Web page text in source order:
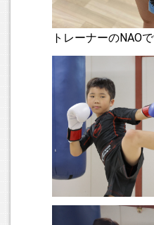
2025.10.08
キッズクラスについてです
すが、現在の募集は「女の
のでご了承ください。私ど
い気持ちはありますが、お
人数は制限しております。
2025.10.03
10/6(月)より、平日のオープ
す。その他は変更はありま
早くなると思っていただけれ
来る方も増えましたので、
トレーナーのNAOで